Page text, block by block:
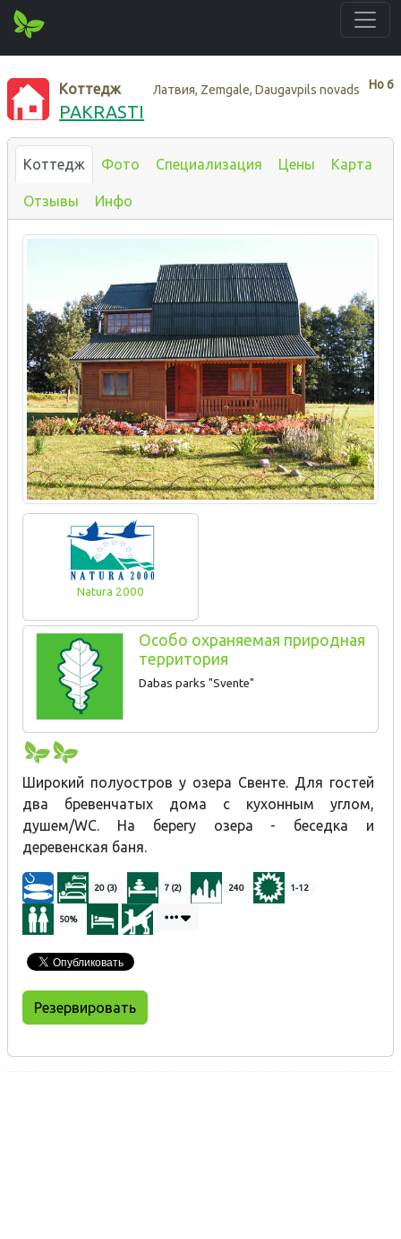
Нo6
Коттедж Латвия, Zemgale, Daugavpils novads
PAKRASTI
Коттедж Фото Специализация Цены Карта
Отзывы Инфо
Natura 2000
Особо охраняемая природная
территория
Dabas parks "Svente"
Широкий полуостров у озера Свенте. Для гостей
два бревенчатых дома с кухонным углом,
душем/WC. На берегу озера - беседка и
деревенская баня.
20 (3) 7 (2) 240 1-12
50%
Резервировать